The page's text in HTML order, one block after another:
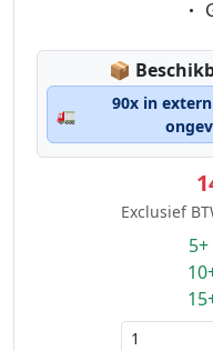
📦
🚛
90x in
Exclusief